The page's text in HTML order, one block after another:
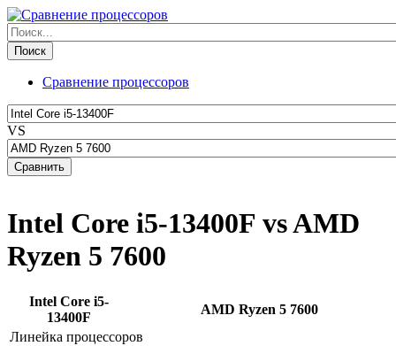
Сравнение процессоров
VS
Intel Core i5-13400F vs AMD
Ryzen 5 7600
Intel Core i5-
13400F
AMD Ryzen 5 7600
Линейка процессоров